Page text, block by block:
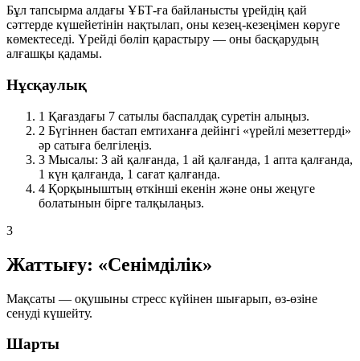
Бұл тапсырма алдағы ҰБТ-ға байланысты үрейдің қай
сәттерде күшейетінін нақтылап, оны кезең-кезеңімен көруге
көмектеседі. Үрейді бөліп қарастыру — оны басқарудың
алғашқы қадамы.
Нұсқаулық
1 Қағаздағы 7 сатылы баспалдақ суретін алыңыз.
2 Бүгіннен бастап емтиханға дейінгі «үрейлі мезеттерді»
әр сатыға белгілеңіз.
3 Мысалы: 3 ай қалғанда, 1 ай қалғанда, 1 апта қалғанда,
1 күн қалғанда, 1 сағат қалғанда.
4 Қорқыныштың өткінші екенін және оны жеңуге
болатынын бірге талқылаңыз.
3
Жаттығу: «Сенімділік»
Мақсаты — оқушыны стресс күйінен шығарып, өз-өзіне
сенуді күшейту.
Шарты